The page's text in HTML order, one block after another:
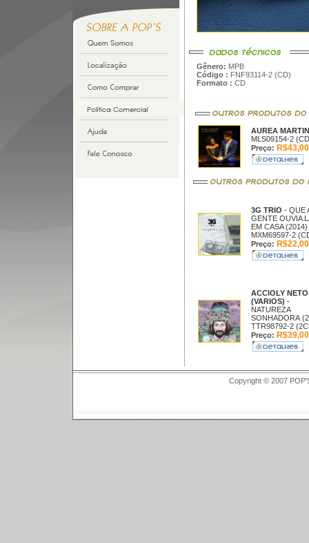
Gênero: MPB
Código : FNF93114-2 (CD)
Formato : CD
AUREA
MLS09154-2
Preço: R$43,00
3G TRIO - QUE
GENTE OUVIA
EM CASA (2014)
MXM69597-2
Preço: R$22,00
ACCIOLY NETO
(VARIOS) -
NATUREZA
SONHADORA
TTR98792-2
Preço: R$39,00
Copyright © 2007